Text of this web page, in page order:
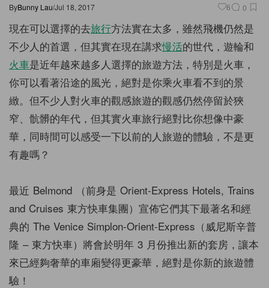
ByBunny Lau/Jul 18, 2017 6 0
現在可以選擇的去旅行方法實在太多，雖然飛機仍然是
不少人的首選，但其實在現在講求慢活的世代，遊輪和
火車是近年越來越多人選擇的旅遊方法，特別是火車，
你可以看著沿途的風光，絕對是你乘火車看不到的景
緻。但不少人對火車的觀感旅遊的觀感仍然停留於狹
窄、骯髒的年代，但其實火車旅行絕對比你想像中豪
華，同時間可以感受一下以前的人旅遊的體驗，不是更
有趣嗎？
最近 Belmond （前身是 Orient-Express Hotels, Trains
and Cruises 東方快車集團）宣佈它們其下最著名和經
典的 The Venice Simplon-Orient-Express（威尼斯辛普
隆 – 東方快車）將會於明年 3 月份推出新的套房，讓本
來已經夠奢華的車廂變得更豪華，絕對是你新的旅遊體
驗！